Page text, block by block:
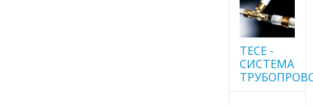
TECE -
CИСТЕМА